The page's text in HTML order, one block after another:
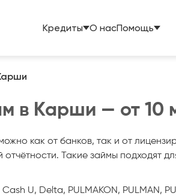
Кредиты О насПомощь
в Карши — от 10
как от банков, так и от
Такие займы подходят
U, Delta, PULMAKON, PULMAN,